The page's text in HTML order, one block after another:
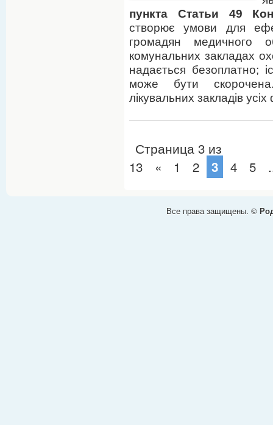
пункта Статьи 49
створює умови для
громадян медичного
комунальних закладах
надається безоплатно;
може бути
лікувальних закладів
Страница 3 из
13
« 1 2 3 4 5
Все права защищены. ©